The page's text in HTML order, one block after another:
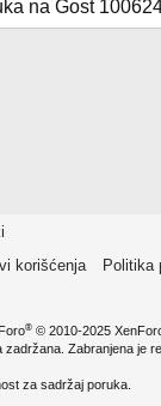
na Gost
korišćenja Politika
® © 2010-2025
zadržana. Zabranjena je
za sadržaj poruka.